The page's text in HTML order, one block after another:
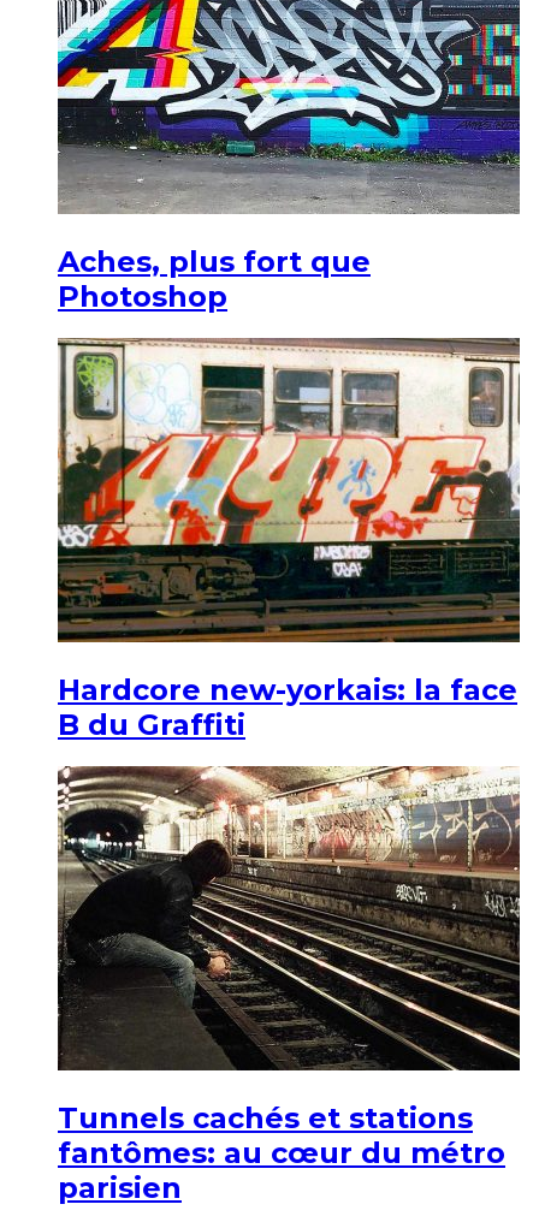
Aches, plus fort que
Photoshop
Hardcore new-yorkais: la face
B du Graffiti
Tunnels cachés et stations
fantômes: au cœur du métro
parisien